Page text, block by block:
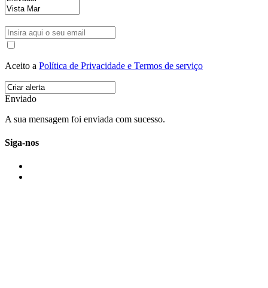
Aceito a Política de Privacidade e Termos de serviço
Enviado
A sua mensagem foi enviada com sucesso.
Siga-nos